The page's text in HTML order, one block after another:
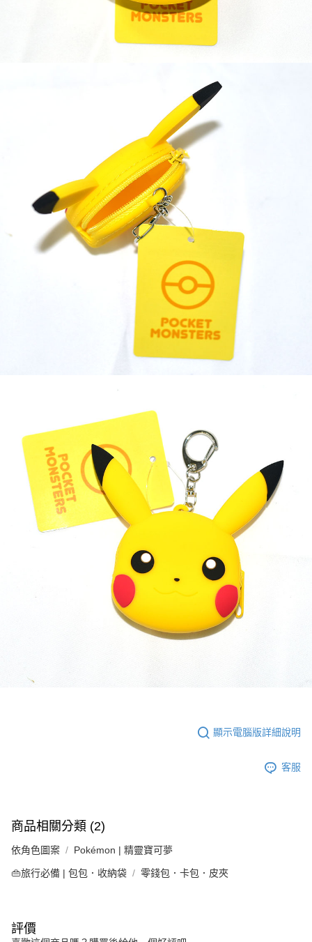
顯示電腦版詳細說明
客服
商品相關分類 (2)
依角色圖案 Pokémon | 精靈寶可夢
👜旅行必備 | 包包．收納袋 零錢包．卡包．皮夾
評價